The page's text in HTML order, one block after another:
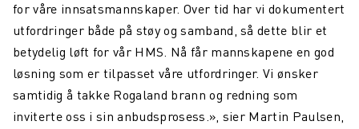
for våre innsatsmannskaper. Over tid har vi dokumentert
utfordringer både på støy og samband, så dette blir et
betydelig løft for vår HMS. Nå får mannskapene en god
løsning som er tilpasset våre utfordringer. Vi ønsker
samtidig å takke Rogaland brann og redning som
inviterte oss i sin anbudsprosess.», sier Martin Paulsen,